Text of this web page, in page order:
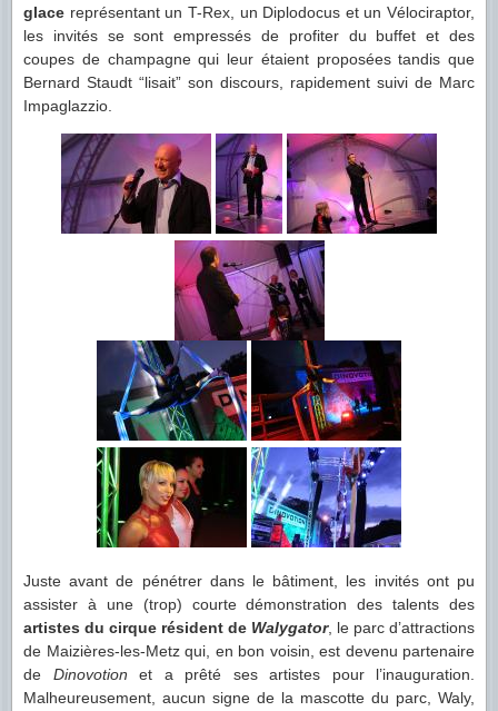
glace représentant un T-Rex, un Diplodocus et un Vélociraptor,
les invités se sont empressés de profiter du buffet et des
coupes de champagne qui leur étaient proposées tandis que
Bernard Staudt “lisait” son discours, rapidement suivi de Marc
Impaglazzio.
Juste avant de pénétrer dans le bâtiment, les invités ont pu
assister à une (trop) courte démonstration des talents des
artistes du cirque résident de Walygator, le parc d’attractions
de Maizières-les-Metz qui, en bon voisin, est devenu partenaire
de Dinovotion et a prêté ses artistes pour l’inauguration.
Malheureusement, aucun signe de la mascotte du parc, Waly,